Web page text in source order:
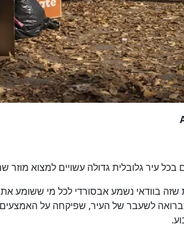
בכל עיר גלובלית גדולה עשויים למצוא
שזה בוודאי נשמע אבסורדי לכל מי ששומע
לשעבר של העיר, שפיקחה על